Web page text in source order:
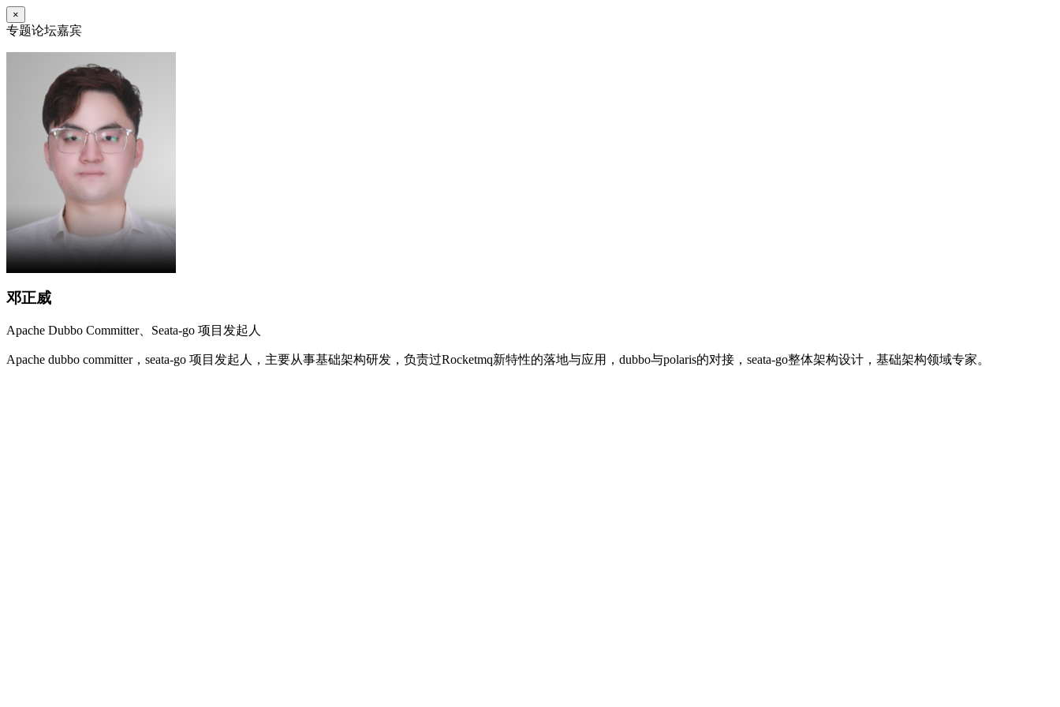
×
专题论坛嘉宾
邓正威
Apache Dubbo Committer、Seata-go 项目发起人
Apache dubbo committer，seata-go 项目发起人，主要从事基础架构研发，负责过Rocketmq新特性的落地与应用，dubbo与polaris的对接，seata-go整体架构设计，基础架构领域专家。